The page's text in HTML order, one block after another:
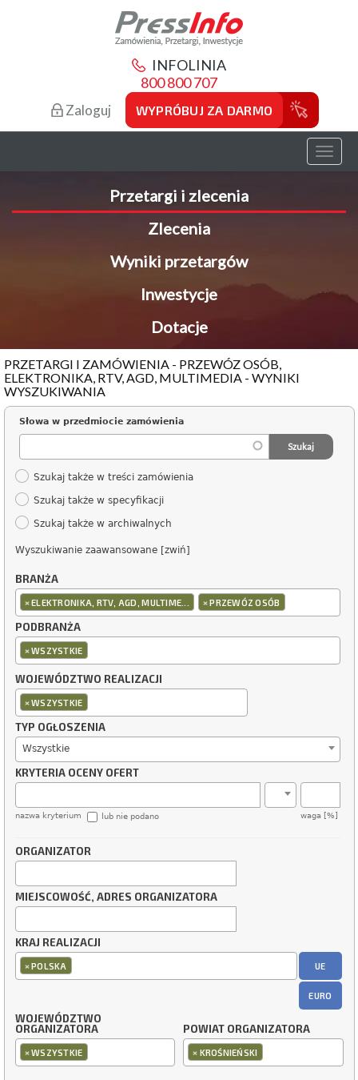
INFOLINIA
800 800 707
Zaloguj WYPRÓBUJ ZA DARMO
Toggle
Przetargi i zlecenia
Zlecenia
Wyniki przetargów
Inwestycje
Dotacje
PRZETARGI I ZAMÓWIENIA - PRZEWÓZ OSÓB,
ELEKTRONIKA, RTV, AGD, MULTIMEDIA - WYNIKI
WYSZUKIWANIA
Słowa w przedmiocie zamówienia
Szukaj także w treści zamówienia
Szukaj także w specyfikacji
Szukaj także w archiwalnych
Wyszukiwanie zaawansowane [zwiń]
BRANŻA
×ELEKTRONIKA, RTV, AGD, MULTIME... ×PRZEWÓZ OSÓB
PODBRANŻA
×WSZYSTKIE
WOJEWÓDZTWO REALIZACJI
×WSZYSTKIE
TYP OGŁOSZENIA
Wszystkie
KRYTERIA OCENY OFERT
nazwa kryterium waga [%]
lub nie podano
ORGANIZATOR
MIEJSCOWOŚĆ, ADRES ORGANIZATORA
KRAJ REALIZACJI
×POLSKA UE
EURO
WOJEWÓDZTWO
ORGANIZATORA
×WSZYSTKIE
POWIAT ORGANIZATORA
× KROŚNIEŃSKI